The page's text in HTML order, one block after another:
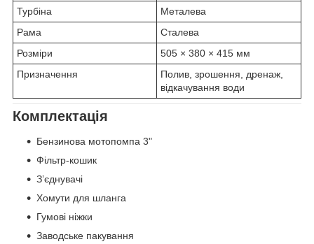
Турбіна
Металева
Рама
Сталева
Розміри
505 × 380 × 415 мм
Призначення
Полив, зрошення, дренаж,
відкачування води
Комплектація
Бензинова мотопомпа 3"
Фільтр-кошик
З’єднувачі
Хомути для шланга
Гумові ніжки
Заводське пакування